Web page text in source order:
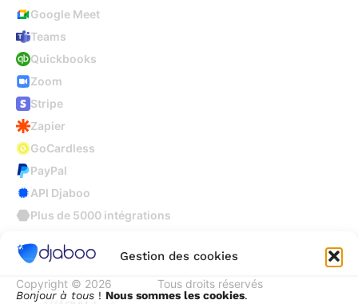
Gestion des cookies
Bonjour à tous ! Nous sommes les cookies.
Google Meet
Teams
Quickbooks
Zoom
Stripe
Zapier
GoCardless
PayPal
API Djaboo
Plus de 5000 intégrations
Copyright © 2026 Tous droits réservés